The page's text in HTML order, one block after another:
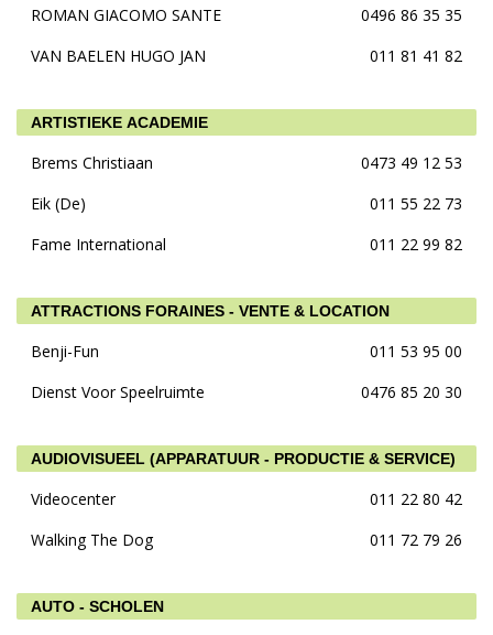
ROMAN GIACOMO SANTE
0496 86 35 35
VAN BAELEN HUGO JAN
011 81 41 82
ARTISTIEKE ACADEMIE
Brems Christiaan
0473 49 12 53
Eik (De)
011 55 22 73
Fame International
011 22 99 82
ATTRACTIONS FORAINES - VENTE & LOCATION
Benji-Fun
011 53 95 00
Dienst Voor Speelruimte
0476 85 20 30
AUDIOVISUEEL (APPARATUUR - PRODUCTIE & SERVICE)
Videocenter
011 22 80 42
Walking The Dog
011 72 79 26
AUTO - SCHOLEN